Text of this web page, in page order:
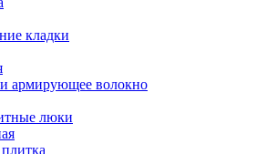
кладки
армирующее волокно
люки